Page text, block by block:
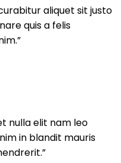
aliquet sit justo
quis a felis
nulla elit nam leo
in blandit mauris